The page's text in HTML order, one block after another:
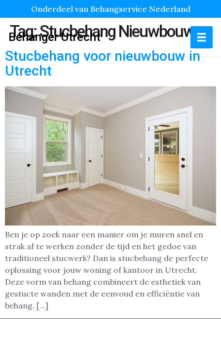
Onderdeel van Behangservice Nederland
Behanger Utrecht
Tag:Stucbehang Nieuwbouw
Stucbehang voor nieuwbouw in
Utrecht
Ben je op zoek naar een manier om je muren snel en
strak af te werken zonder de tijd en het gedoe van
traditioneel stucwerk? Dan is stucbehang de perfecte
oplossing voor jouw woning of kantoor in Utrecht.
Deze vorm van behang combineert de esthetiek van
gestucte wanden met de eenvoud en efficiëntie van
behang. […]